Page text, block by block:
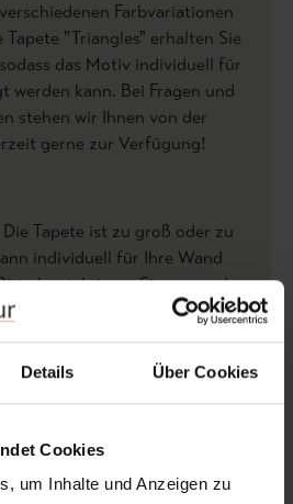
Details Über Cookies
Cookies
um Inhalte und Anzeigen zu
Farbvariationen
Tapete "Triangles" erhalten Sie
das Motiv individuell für
werden kann. Bei Fragen und
stehen wir Ihnen von der
gerne zur Verfügung!
Die Tapete ist zu groß oder zu
individuell für Ihre Wand
kontaktieren Sie uns und
kostenloses und
möglich sind.